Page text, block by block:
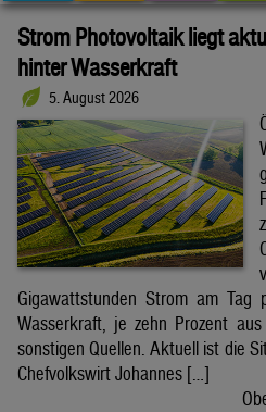
Strom Photovoltaik liegt
hinter Wasserkraft
5. August 2026
Gigawattstunden Strom am Tag
Wasserkraft, je zehn Prozent
sonstigen Quellen. Aktuell ist die
Chefvolkswirt Johannes […]